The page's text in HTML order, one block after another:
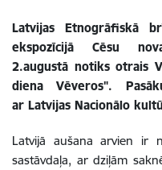
Latvijas Etnogrāfiskā
ekspozīcijā Cēsu
2.augustā notiks otrais
diena Vēveros".
ar Latvijas Nacionālo
Latvijā aušana arvien ir
sastāvdaļa, ar dziļām